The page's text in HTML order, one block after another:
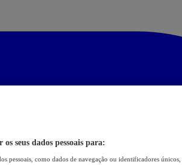
seus dados pessoais para:
pessoais, como dados de navegação ou identificadores únicos,